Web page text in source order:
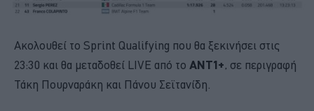
Ακολουθεί το Sprint Qualifying που θα ξεκινήσει στις
23:30 και θα μεταδοθεί LIVE από το ΑΝΤ1+, σε περιγραφή
Τάκη Πουρναράκη και Πάνου Σεϊτανίδη.